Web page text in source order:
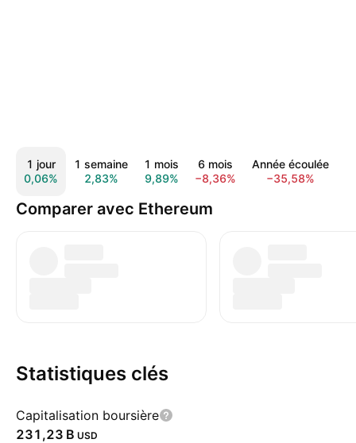
1 jour
0,06%
1 semaine
2,83%
1 mois
9,89%
6 mois
−8,36%
Année écoulée
−35,58%
Comparer avec Ethereum
Statistiques clés
Capitalisation boursière
‪231,23 B‬ USD